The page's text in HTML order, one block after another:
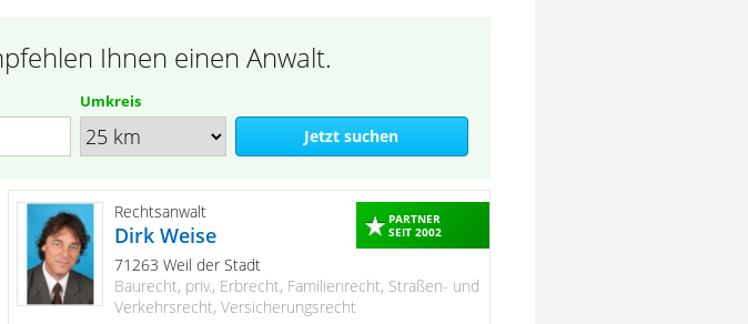
Ihnen einen Anwalt.
Umkreis
PARTNER
SEIT 2002
Rechtsanwalt
Dirk Weise
71263 Weil der Stadt
Baurecht, priv., Erbrecht, Familienrecht, Straßen- und
Verkehrsrecht, Versicherungsrecht